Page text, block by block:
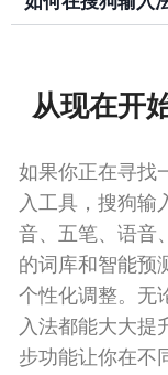
从现在开
如果你正在寻找
入工具，搜狗输
音、五笔、语音
的词库和智能预
个性化调整。无
入法都能大大提
步功能让你在不